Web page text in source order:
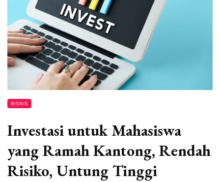
BISNIS
Investasi untuk Mahasiswa
yang Ramah Kantong, Rendah
Risiko, Untung Tinggi